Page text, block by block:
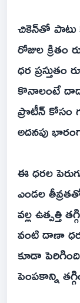
చికెన్‌తో పాటు
రోజుల క్రితం
ధర
కొనాలంటే
ప్రొటీన్‌ కోసం
అదనపు
ఈ ధరల
ఎండల
వల్ల
వంటి దాణా
కూడా
పెంపకాన్ని